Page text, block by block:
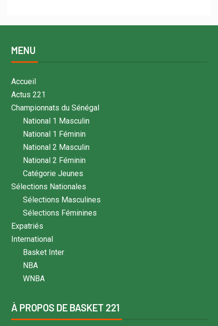
MENU
Accueil
Actus 221
Championnats du Sénégal
National 1 Masculin
National 1 Féminin
National 2 Masculin
National 2 Féminin
Catégorie Jeunes
Sélections Nationales
Sélections Masculines
Sélections Féminines
Expatriés
International
Basket Inter
NBA
WNBA
À PROPOS DE BASKET 221